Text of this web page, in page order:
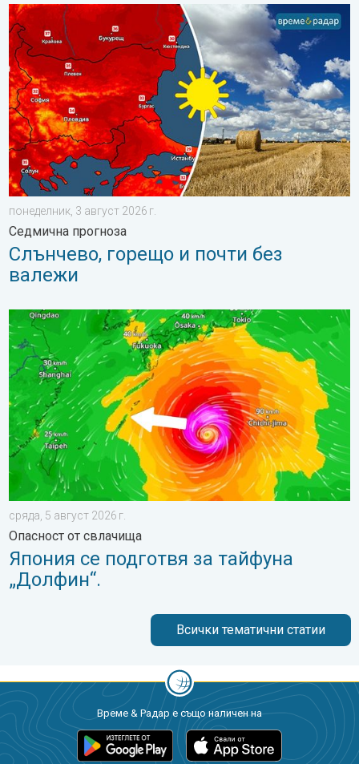
Слънчево, горещо и почти без валежи. Седмична
понеделник, 3 август 2026 г.
Седмична прогноза
Слънчево, горещо и почти без
валежи
Япония се подготвя за тайфуна „Долфин“.. Опасност от
сряда, 5 август 2026 г.
Опасност от свлачища
Япония се подготвя за тайфуна
„Долфин“.
Всички тематични статии
Време & Радар е също наличен на